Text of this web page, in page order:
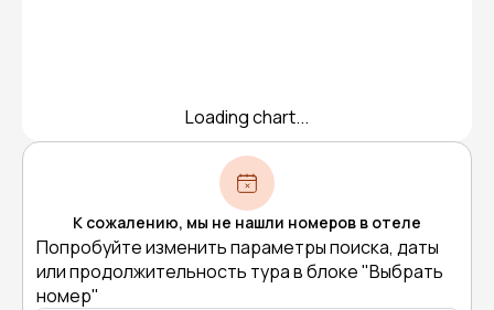
Loading chart...
К сожалению, мы не нашли номеров в отеле
Попробуйте изменить параметры поиска, даты
или продолжительность тура в блоке "Выбрать
номер"